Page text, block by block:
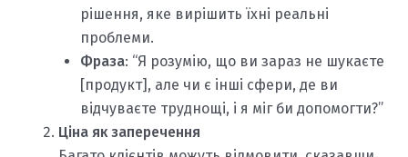
рішення, яке вирішить їхні реальні
проблеми.
Фраза: “Я розумію, що ви зараз не шукаєте
[продукт], але чи є інші сфери, де ви
відчуваєте труднощі, і я міг би допомогти?”
Ціна як заперечення